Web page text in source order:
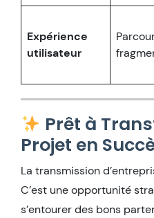
Expérience
utilisateur
Prêt à
Projet en
La transmission
C’est une opportunité
s’entourer des bons